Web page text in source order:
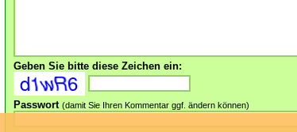
Geben Sie bitte diese Zeichen ein:
Passwort (damit Sie Ihren Kommentar ggf. ändern können)